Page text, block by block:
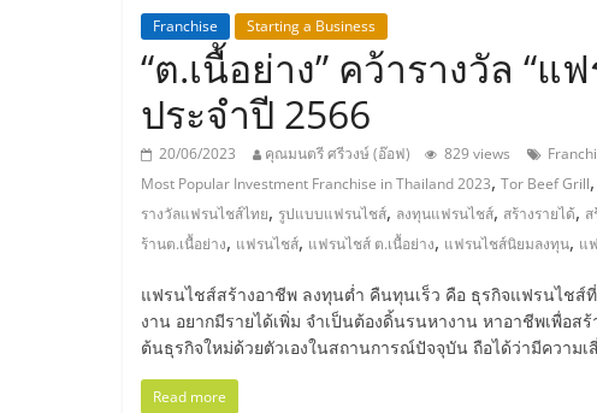
เอ็
มอี
ไทย,
SMEs,
แฟ
รน
Franchise Starting a Business
“ต.เนื้อย่าง” คว้ารางวัล “
ประจำปี 2566
20/06/2023 คุณมนตรี ศรีวงษ์ (อ๊อฟ) 829 views
Most Popular Investment Franchise in Thailand 2023, Tor Beef Grill,
รางวัลแฟรนไชส์ไทย, รูปแบบแฟรนไชส์, ลงทุนแฟรนไชส์, สร้างรายได้,
ร้านต.เนื้อย่าง, แฟรนไชส์, แฟรนไชส์ ต.เนื้อย่าง, แฟรนไชส์นิยมลงทุน, แ
แฟรนไชส์สร้างอาชีพ ลงทุนต่ำ คืนทุนเร็ว คือ ธุรกิจแฟรนไช
งาน อยากมีรายได้เพิ่ม จำเป็นต้องดิ้นรนหางาน หาอาชีพเพื่อส
ต้นธุรกิจใหม่ด้วยตัวเองในสถานการณ์ปัจจุบัน ถือได้ว่ามีความเ
Read more